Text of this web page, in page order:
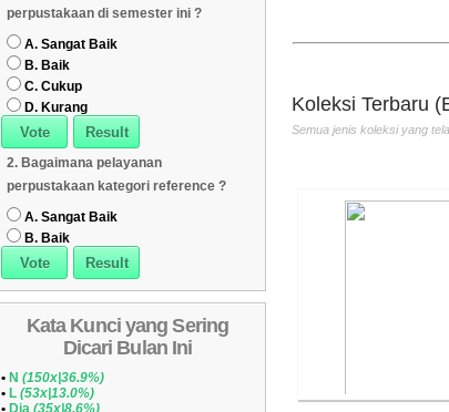
perpustakaan di semester ini ?
A. Sangat Baik
B. Baik
C. Cukup
D. Kurang
2. Bagaimana pelayanan
perpustakaan kategori reference ?
A. Sangat Baik
B. Baik
Kata Kunci yang Sering
Dicari Bulan Ini
• N (150x|36.9%)
• L (53x|13.0%)
• Dia (35x|8.6%)
Koleksi Terbaru
Semua jenis koleksi yang